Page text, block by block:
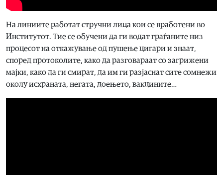
На линиите работат стручни лица кои се вработени во
Институтот. Тие се обучени да ги водат граѓаните низ
процесот на откажување од пушење цигари и знаат,
според протоколите, како да разговараат со загрижени
мајки, како да ги смират, да им ги разјаснат сите сомнежи
околу исхраната, негата, доењето, вакцините…